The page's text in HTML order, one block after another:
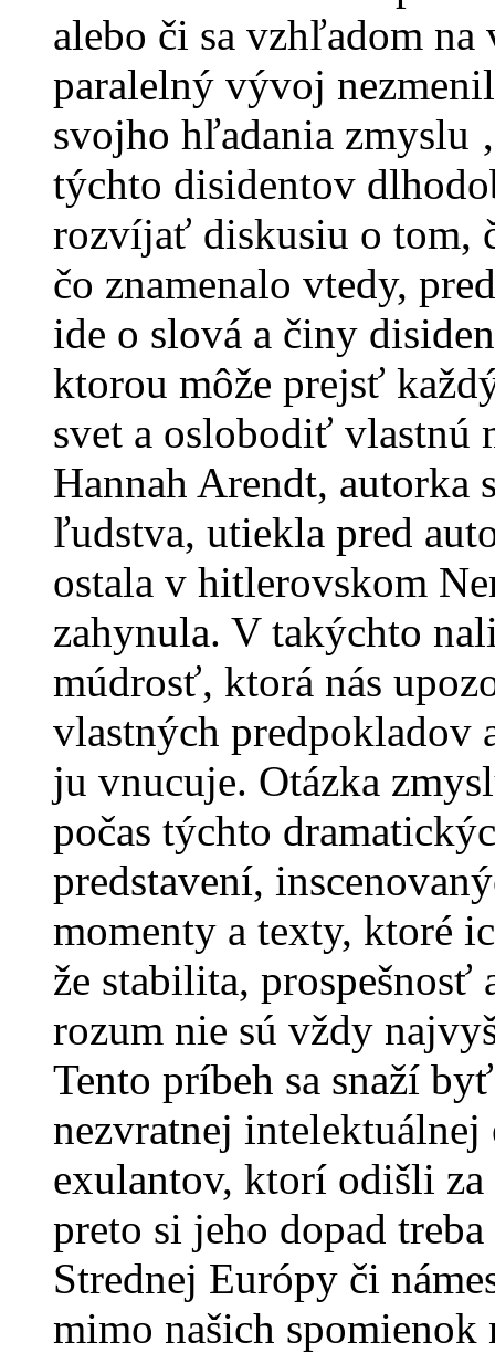
alebo či sa vzhľadom
paralelný vývoj
svojho hľadania zmyslu
týchto disidentov
rozvíjať diskusiu o tom,
čo znamenalo vtedy,
ide o slová a činy
ktorou môže prejsť
svet a oslobodiť vlastnú
Hannah Arendt, autorka
ľudstva, utiekla pred
ostala v hitlerovskom
zahynula. V takýchto
múdrosť, ktorá nás
vlastných predpokladov
ju vnucuje. Otázka
počas týchto
predstavení,
momenty a texty, ktoré
že stabilita, prospešnosť
rozum nie sú vždy
Tento príbeh sa snaží
nezvratnej
exulantov, ktorí odišli
preto si jeho dopad
Strednej Európy či
mimo našich spomienok